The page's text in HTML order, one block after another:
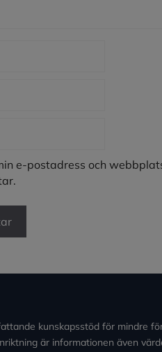
e-postadress och
kunskapsstöd för mindre
är informationen även